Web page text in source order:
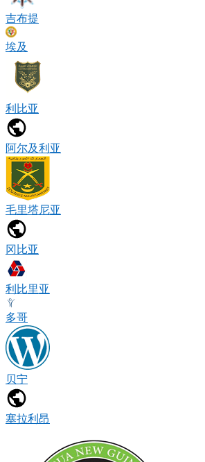
吉布提
埃及
利比亚
阿尔及利亚
毛里塔尼亚
冈比亚
利比里亚
多哥
贝宁
塞拉利昂